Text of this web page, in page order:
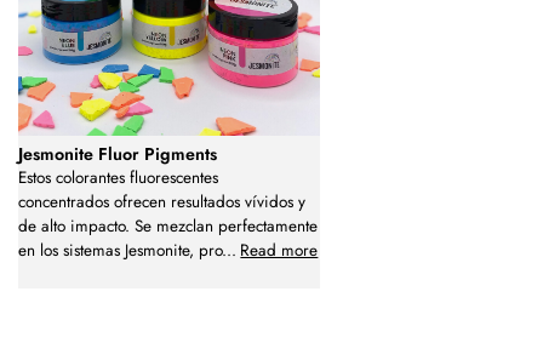
Jesmonite Fluor Pigments
Estos colorantes fluorescentes
concentrados ofrecen resultados vívidos y
de alto impacto. Se mezclan perfectamente
en los sistemas Jesmonite, pro... Read more